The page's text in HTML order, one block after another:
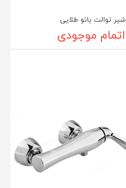
شیر توالت یاتو طلایی
اتمام موجودی